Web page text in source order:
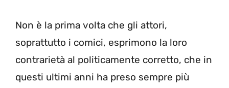
Non è la prima volta che gli attori,
soprattutto i comici, esprimono la loro
contrarietà al politicamente corretto, che in
questi ultimi anni ha preso sempre più